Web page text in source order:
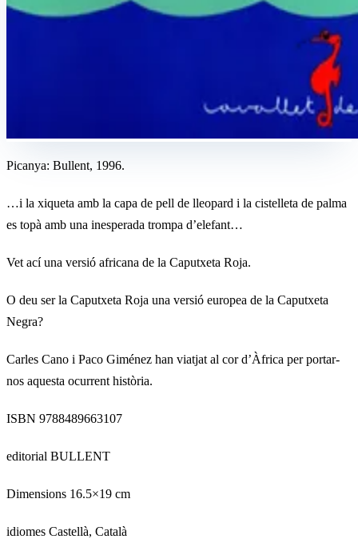
Picanya: Bullent, 1996.
…i la xiqueta amb la capa de pell de lleopard i la cistelleta de palma
es topà amb una inesperada trompa d’elefant…
Vet ací una versió africana de la Caputxeta Roja.
O deu ser la Caputxeta Roja una versió europea de la Caputxeta
Negra?
Carles Cano i Paco Giménez han viatjat al cor d’Àfrica per portar-
nos aquesta ocurrent història.
ISBN 9788489663107
editorial BULLENT
Dimensions 16.5×19 cm
idiomes Castellà, Català